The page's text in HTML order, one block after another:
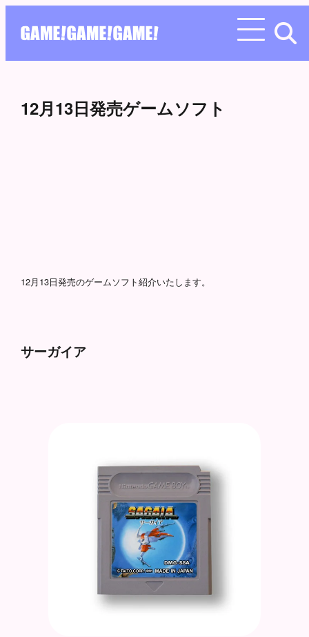
12月13日発売ゲームソフト
12月13日発売のゲームソフト紹介いたします。
サーガイア